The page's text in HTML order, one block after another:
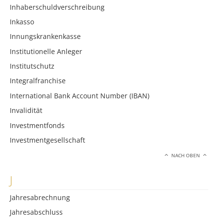
Inhaberschuldverschreibung
Inkasso
Innungskrankenkasse
Institutionelle Anleger
Institutschutz
Integralfranchise
International Bank Account Number (IBAN)
Invalidität
Investmentfonds
Investmentgesellschaft
NACH OBEN
J
Jahresabrechnung
Jahresabschluss